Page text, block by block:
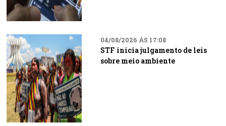
04/08/2026 ÀS 17:08
STF inicia julgamento de leis
sobre meio ambiente